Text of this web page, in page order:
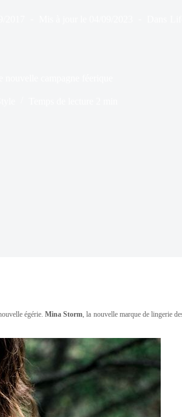
égérie.Mina Storm, la nouvelle marque de lingerie